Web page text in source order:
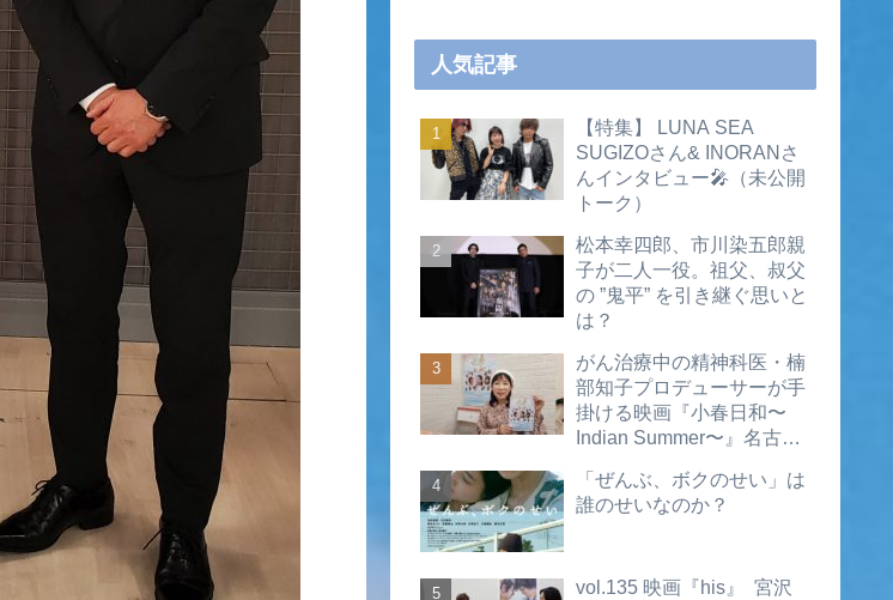
人気記事
【特集】 LUNA SEA
SUGIZOさん& INORANさ
んインタビュー🎤（未公開
トーク）
松本幸四郎、市川染五郎親
子が二人一役。祖父、叔父
の ”鬼平” を引き継ぐ思いと
は？
がん治療中の精神科医・楠
部知子プロデューサーが手
掛ける映画『小春日和〜
Indian Summer〜』名古屋
画あり）
「ぜんぶ、ボクのせい」は
誰のせいなのか？
vol.135 映画『his』 宮沢